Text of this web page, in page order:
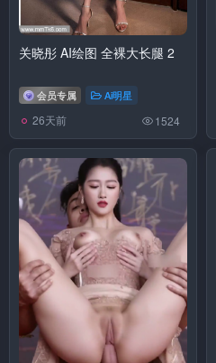
关晓彤 AI绘图 全裸大长腿 2
会员专属 Ai明星
26天前 1524